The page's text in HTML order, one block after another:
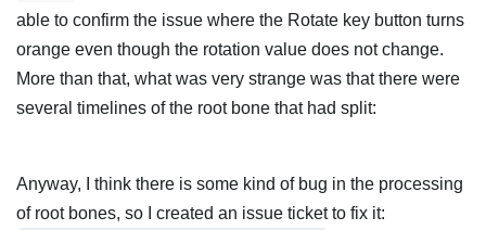
able to confirm the issue where the Rotate key button turns
orange even though the rotation value does not change.
More than that, what was very strange was that there were
several timelines of the root bone that had split:
Anyway, I think there is some kind of bug in the processing
of root bones, so I created an issue ticket to fix it: